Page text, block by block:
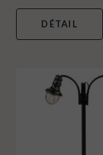
DÉTAIL